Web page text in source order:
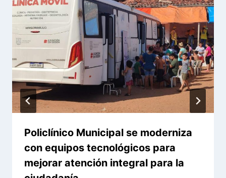
Policlínico Municipal se moderniza
con equipos tecnológicos para
mejorar atención integral para la